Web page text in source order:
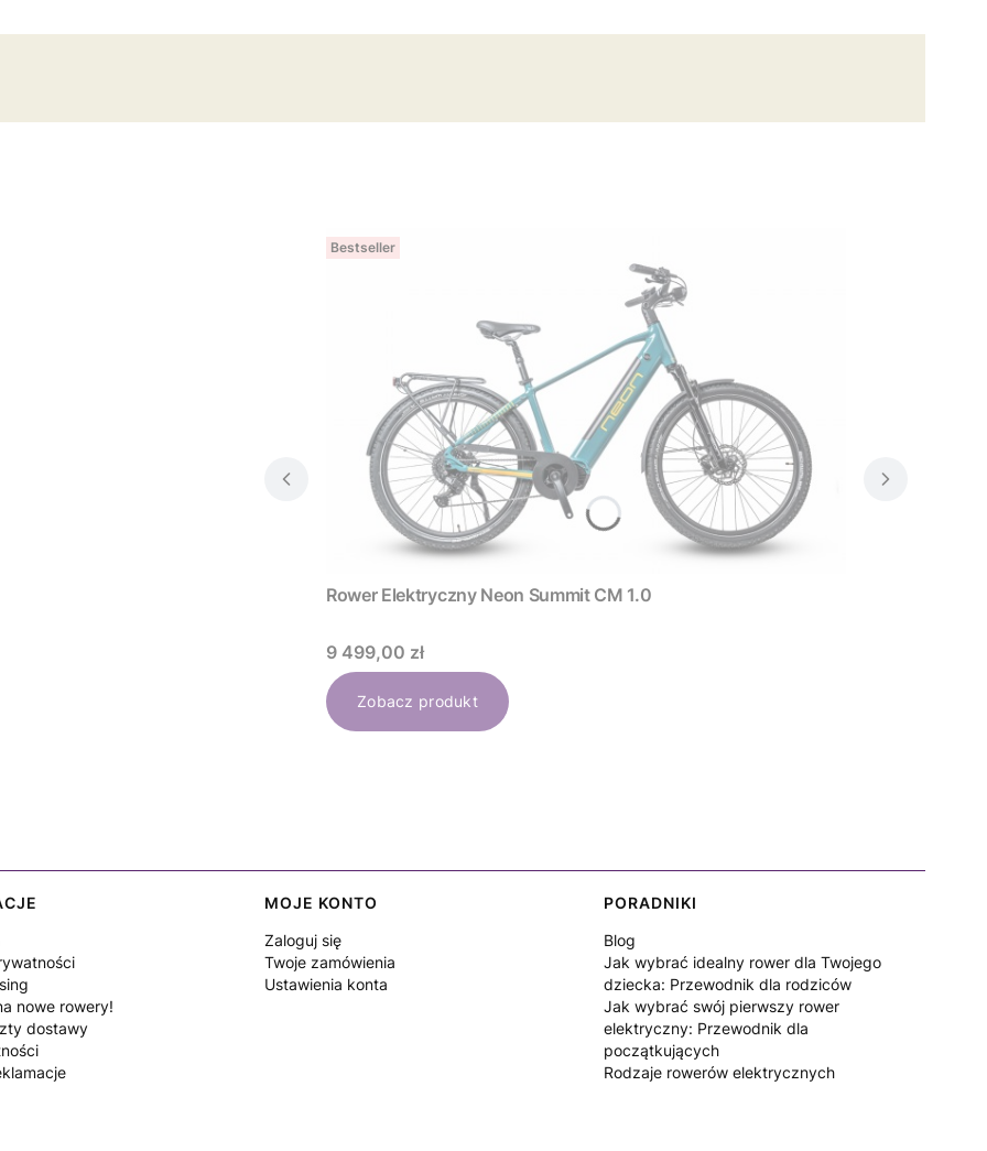
Bestseller
Rower Elektryczny Neon Summit CM 1.0
Cena
9 499,00 zł
Zobacz produkt
nowe rowery!
dostawy
MOJE KONTO
Zaloguj się
Twoje zamówienia
Ustawienia konta
PORADNIKI
Blog
Jak wybrać idealny rower dla Twojego
dziecka: Przewodnik dla rodziców
Jak wybrać swój pierwszy rower
elektryczny: Przewodnik dla
początkujących
Rodzaje rowerów elektrycznych